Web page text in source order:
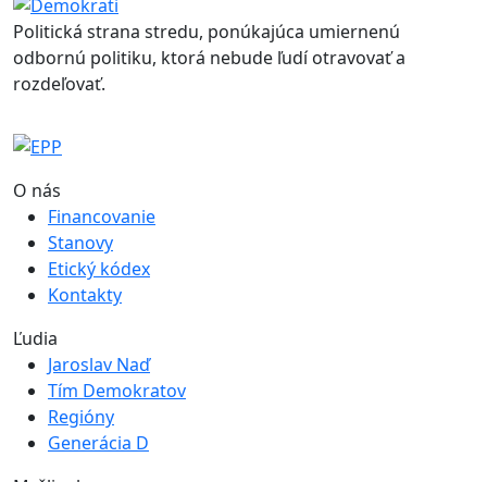
Politická strana stredu, ponúkajúca umiernenú
odbornú politiku, ktorá nebude ľudí otravovať a
rozdeľovať.
O nás
Financovanie
Stanovy
Etický kódex
Kontakty
Ľudia
Jaroslav Naď
Tím Demokratov
Regióny
Generácia D